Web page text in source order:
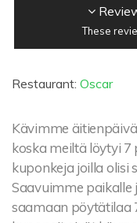
These
Restaurant: Oscar
Kävimme
koska meiltä löytyi 7
kuponkeja joilla olisi
Saavuimme
saamaan pöytätilaa